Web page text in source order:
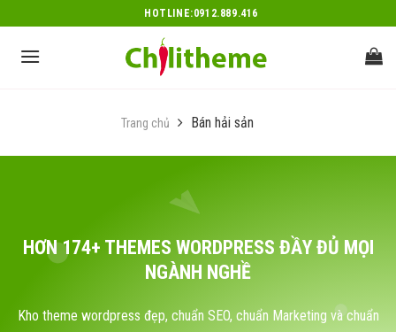
to
content
HOTLINE:0912.889.416
Trang chủ Bán hải sản
HƠN 174+ THEMES WORDPRESS ĐẦY ĐỦ MỌI
NGÀNH NGHỀ
Kho theme wordpress đẹp, chuẩn SEO, chuẩn Marketing và chuẩn